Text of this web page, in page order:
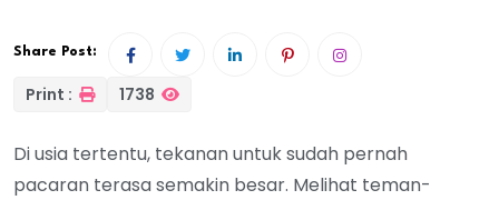
Share Post:
Print : 1738
Di usia tertentu, tekanan untuk sudah pernah
pacaran terasa semakin besar. Melihat teman-